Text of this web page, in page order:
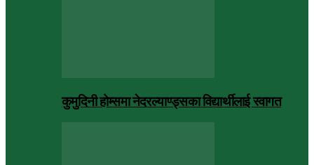
कुमुदिनी होम्समा नेदरल्याण्ड्सका विद्यार्थीलाई स्वागत